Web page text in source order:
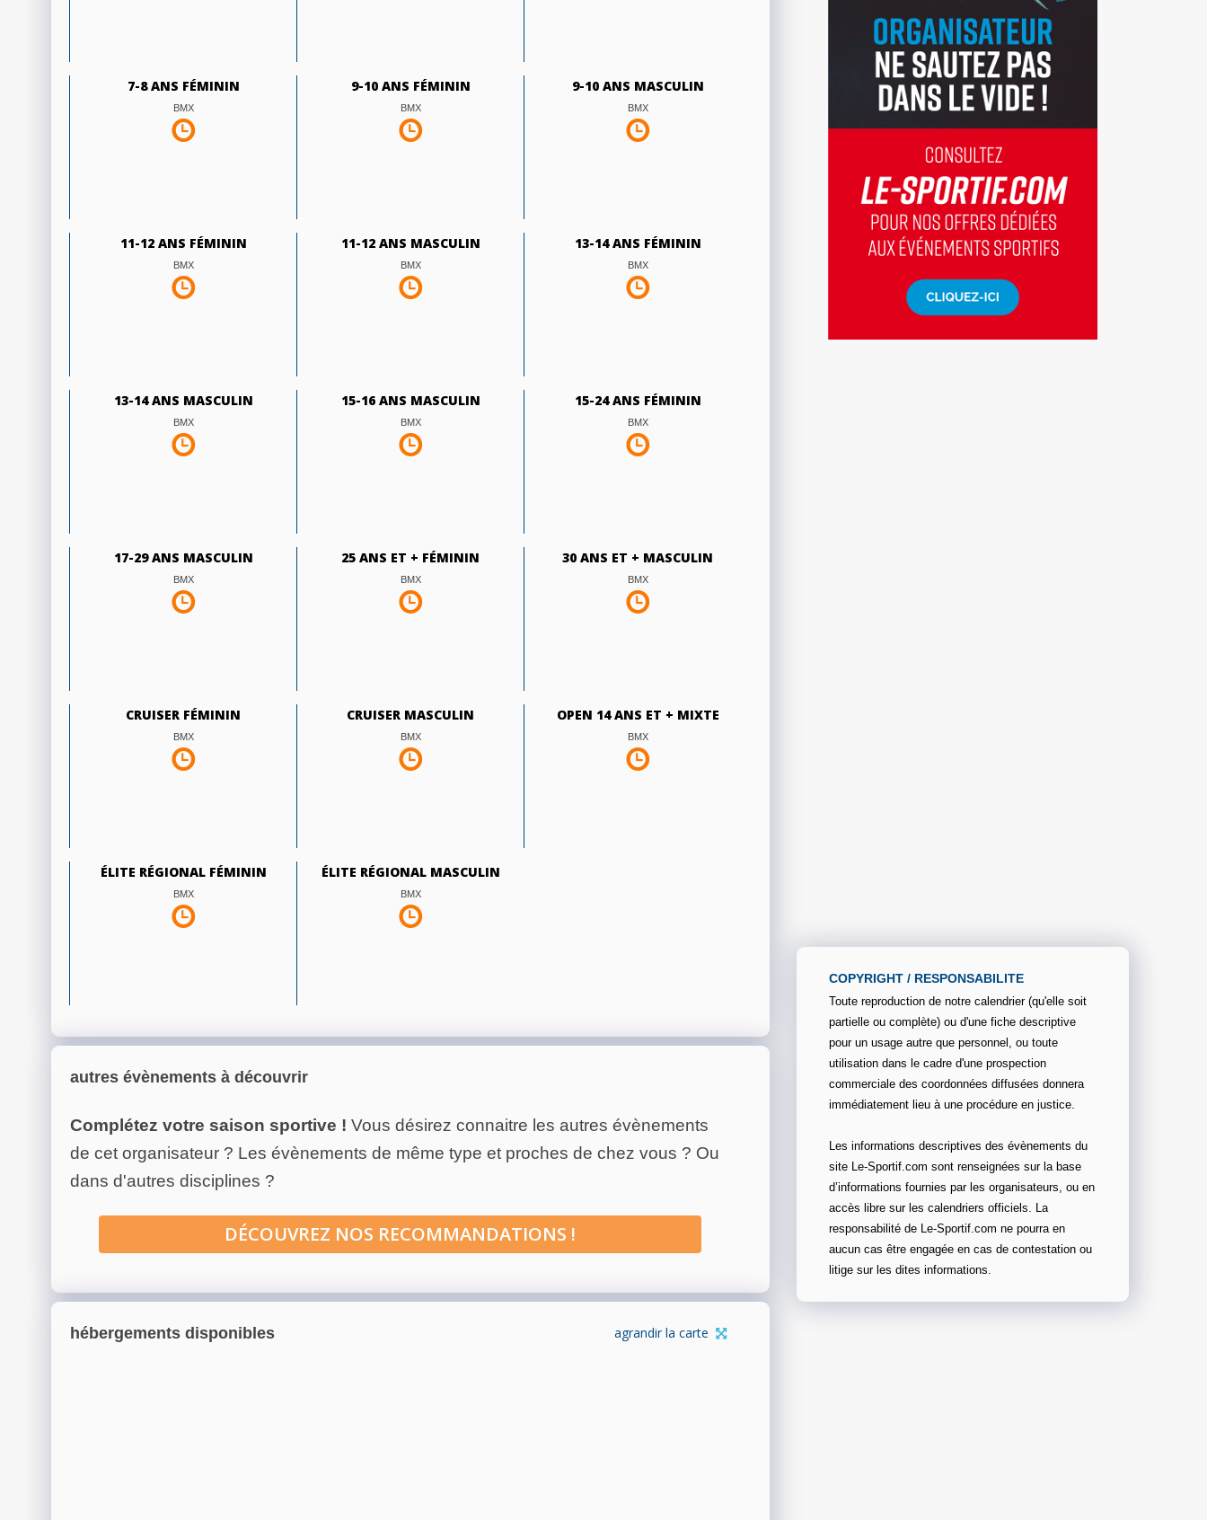
7-8 ANS FÉMININ
BMX
9-10 ANS FÉMININ
BMX
9-10 ANS MASCULIN
BMX
11-12 ANS FÉMININ
BMX
11-12 ANS MASCULIN
BMX
13-14 ANS FÉMININ
BMX
13-14 ANS MASCULIN
BMX
15-16 ANS MASCULIN
BMX
15-24 ANS FÉMININ
BMX
17-29 ANS MASCULIN
BMX
25 ANS ET + FÉMININ
BMX
30 ANS ET + MASCULIN
BMX
CRUISER FÉMININ
BMX
CRUISER MASCULIN
BMX
OPEN 14 ANS ET + MIXTE
BMX
ÉLITE RÉGIONAL FÉMININ
BMX
ÉLITE RÉGIONAL MASCULIN
BMX
autres évènements à découvrir
Complétez votre saison sportive ! Vous désirez connaitre les autres évènements
de cet organisateur ? Les évènements de même type et proches de chez vous ? Ou
dans d'autres disciplines ?
DÉCOUVREZ NOS RECOMMANDATIONS !
hébergements disponibles agrandir la carte
COPYRIGHT / RESPONSABILITE
Toute reproduction de notre calendrier (qu'elle soit
partielle ou complète) ou d'une fiche descriptive
pour un usage autre que personnel, ou toute
utilisation dans le cadre d'une prospection
commerciale des coordonnées diffusées donnera
immédiatement lieu à une procédure en justice.
Les informations descriptives des évènements du
site Le-Sportif.com sont renseignées sur la base
d’informations fournies par les organisateurs, ou en
accès libre sur les calendriers officiels. La
responsabilité de Le-Sportif.com ne pourra en
aucun cas être engagée en cas de contestation ou
litige sur les dites informations.